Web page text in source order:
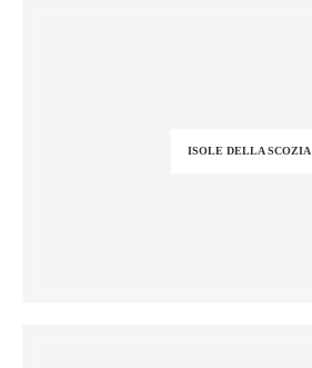
ISOLE DELLA SCOZIA